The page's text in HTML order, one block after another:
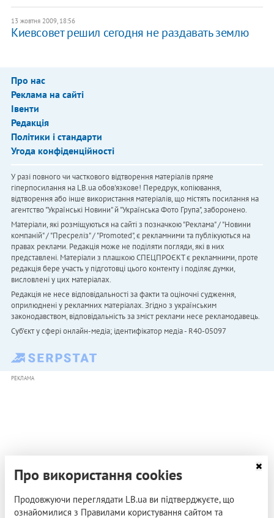
13 жовтня 2009, 18:56
Киевсовет решил сегодня не раздавать землю
Про нас
Реклама на сайті
Івенти
Редакція
Політики і стандарти
Угода конфіденційності
У разі повного чи часткового відтворення матеріалів пряме
гіперпосилання на LB.ua обов'язкове! Передрук, копіювання,
відтворення або інше використання матеріалів, що містять посилання на
агентство "Українськi Новини" й "Українська Фото Група", заборонено.
Матеріали, які розміщуються на сайті з позначкою "Реклама" / "Новини
компаній" / "Пресреліз" / "Promoted", є рекламними та публікуються на
правах реклами. Редакція може не поділяти погляди, які в них
представлені. Матеріали з плашкою СПЕЦПРОЄКТ є рекламними, проте
редакція бере участь у підготовці цього контенту і поділяє думки,
висловлені у цих матеріалах.
Редакція не несе відповідальності за факти та оціночні судження,
оприлюднені у рекламних матеріалах. Згідно з українським
законодавством, відповідальність за зміст реклами несе рекламодавець.
Cуб'єкт у сфері онлайн-медіа; ідентифікатор медіа - R40-05097
РЕКЛАМА
Про використання cookies
Продовжуючи переглядати LB.ua ви підтверджуєте, що
ознайомилися з Правилами користування сайтом та